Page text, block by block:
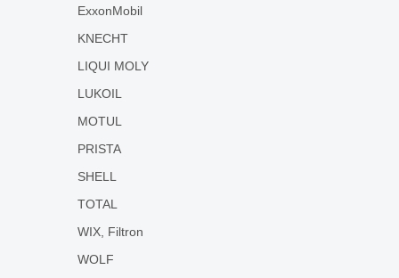
ExxonMobil
KNECHT
LIQUI MOLY
LUKOIL
MOTUL
PRISTA
SHELL
TOTAL
WIX, Filtron
WOLF